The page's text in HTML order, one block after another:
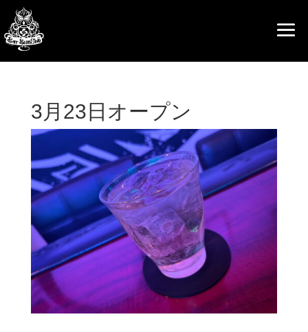
3月23日オープン